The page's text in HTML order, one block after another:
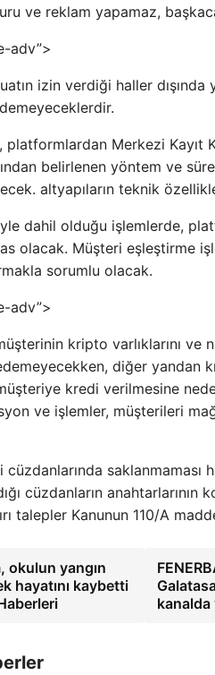
ve reklam yapamaz,
adv”>
izin verdiği haller dışında
platformlardan Merkezi Kayıt
belirlenen yöntem ve
altyapıların teknik
dahil olduğu işlemlerde,
olacak. Müşteri eşleştirme
sorumlu olacak.
adv”>
kripto varlıklarını
diğer yandan
kredi verilmesine
ve işlemler, müşterileri
cüzdanlarında
cüzdanların
talepler Kanunun 110/A
okulun yangın
hayatını kaybetti
kanalda